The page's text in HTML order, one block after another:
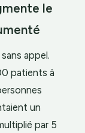
le
appel.
patients à
un
par 5